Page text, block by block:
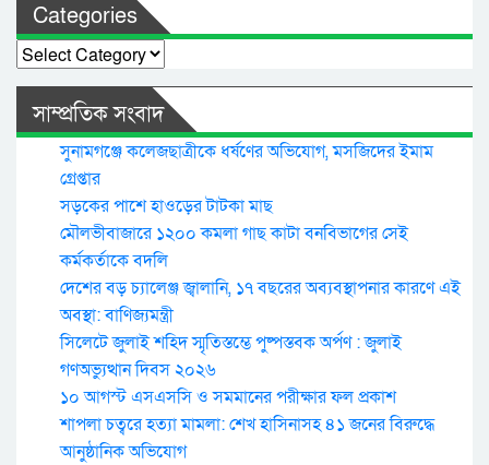
Categories
Categories
সাম্প্রতিক সংবাদ
সুনামগঞ্জে কলেজছাত্রীকে ধর্ষণের অভিযোগ, মসজিদের ইমাম
গ্রেপ্তার
সড়কের পাশে হাওড়ের টাটকা মাছ
মৌলভীবাজারে ১২০০ কমলা গাছ কাটা বনবিভাগের সেই
কর্মকর্তাকে বদলি
দেশের বড় চ্যালেঞ্জ জ্বালানি, ১৭ বছরের অব্যবস্থাপনার কারণে এই
অবস্থা: বাণিজ্যমন্ত্রী
সিলেটে জুলাই শহিদ স্মৃতিস্তম্ভে পুষ্পস্তবক অর্পণ : জুলাই
গণঅভ্যুত্থান দিবস ২০২৬
১০ আগস্ট এসএসসি ও সমমানের পরীক্ষার ফল প্রকাশ
শাপলা চত্বরে হত্যা মামলা: শেখ হাসিনাসহ ৪১ জনের বিরুদ্ধে
আনুষ্ঠানিক অভিযোগ